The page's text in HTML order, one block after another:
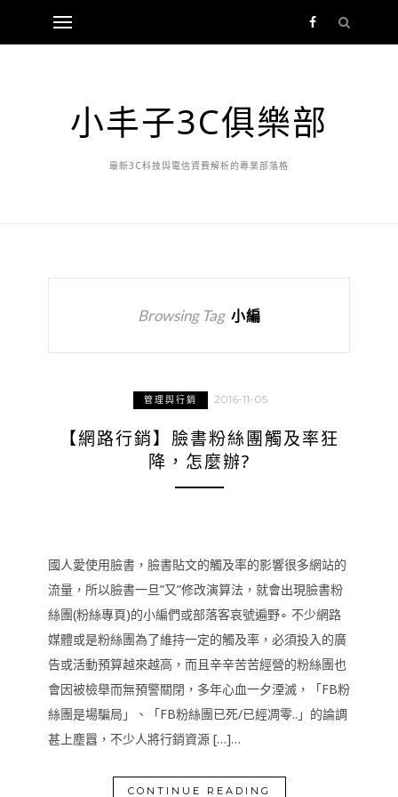
小丰子3C俱樂部
最新3C科技與電信資費解析的專業部落格
Browsing Tag 小編
管理與行銷 2016-11-05
【網路行銷】臉書粉絲團觸及率狂
降，怎麼辦?
國人愛使用臉書，臉書貼文的觸及率的影響很多網站的
流量，所以臉書一旦”又”修改演算法，就會出現臉書粉
絲團(粉絲專頁)的小編們或部落客哀號遍野∘ 不少網路
媒體或是粉絲團為了維持一定的觸及率，必須投入的廣
告或活動預算越來越高，而且辛辛苦苦經營的粉絲團也
會因被檢舉而無預警關閉，多年心血一夕湮滅，「FB粉
絲團是場騙局」、「FB粉絲團已死/已經凋零..」的論調
甚上塵囂，不少人將行銷資源 […]…
CONTINUE READING